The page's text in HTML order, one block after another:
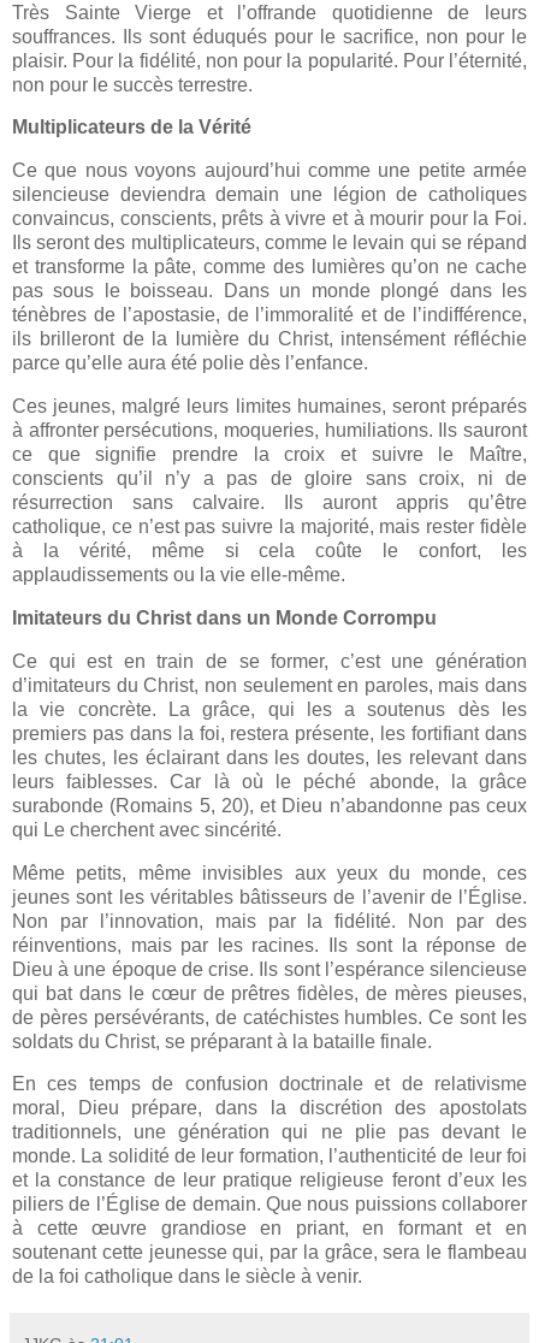
Très Sainte Vierge et l’offrande quotidienne de leurs
souffrances. Ils sont éduqués pour le sacrifice, non pour le
plaisir. Pour la fidélité, non pour la popularité. Pour l’éternité,
non pour le succès terrestre.
Multiplicateurs de la Vérité
Ce que nous voyons aujourd’hui comme une petite armée
silencieuse deviendra demain une légion de catholiques
convaincus, conscients, prêts à vivre et à mourir pour la Foi.
Ils seront des multiplicateurs, comme le levain qui se répand
et transforme la pâte, comme des lumières qu’on ne cache
pas sous le boisseau. Dans un monde plongé dans les
ténèbres de l’apostasie, de l’immoralité et de l’indifférence,
ils brilleront de la lumière du Christ, intensément réfléchie
parce qu’elle aura été polie dès l’enfance.
Ces jeunes, malgré leurs limites humaines, seront préparés
à affronter persécutions, moqueries, humiliations. Ils sauront
ce que signifie prendre la croix et suivre le Maître,
conscients qu’il n’y a pas de gloire sans croix, ni de
résurrection sans calvaire. Ils auront appris qu’être
catholique, ce n’est pas suivre la majorité, mais rester fidèle
à la vérité, même si cela coûte le confort, les
applaudissements ou la vie elle-même.
Imitateurs du Christ dans un Monde Corrompu
Ce qui est en train de se former, c’est une génération
d’imitateurs du Christ, non seulement en paroles, mais dans
la vie concrète. La grâce, qui les a soutenus dès les
premiers pas dans la foi, restera présente, les fortifiant dans
les chutes, les éclairant dans les doutes, les relevant dans
leurs faiblesses. Car là où le péché abonde, la grâce
surabonde (Romains 5, 20), et Dieu n’abandonne pas ceux
qui Le cherchent avec sincérité.
Même petits, même invisibles aux yeux du monde, ces
jeunes sont les véritables bâtisseurs de l’avenir de l’Église.
Non par l’innovation, mais par la fidélité. Non par des
réinventions, mais par les racines. Ils sont la réponse de
Dieu à une époque de crise. Ils sont l’espérance silencieuse
qui bat dans le cœur de prêtres fidèles, de mères pieuses,
de pères persévérants, de catéchistes humbles. Ce sont les
soldats du Christ, se préparant à la bataille finale.
En ces temps de confusion doctrinale et de relativisme
moral, Dieu prépare, dans la discrétion des apostolats
traditionnels, une génération qui ne plie pas devant le
monde. La solidité de leur formation, l’authenticité de leur foi
et la constance de leur pratique religieuse feront d’eux les
piliers de l’Église de demain. Que nous puissions collaborer
à cette œuvre grandiose en priant, en formant et en
soutenant cette jeunesse qui, par la grâce, sera le flambeau
de la foi catholique dans le siècle à venir.